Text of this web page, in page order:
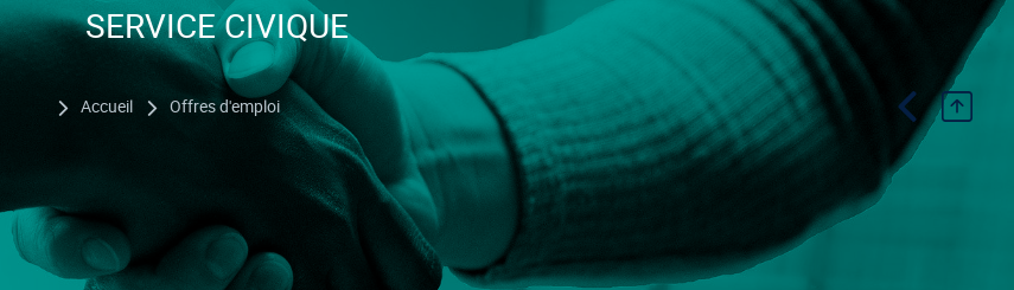
SERVICE CIVIQUE
Accueil Offres d'emploi